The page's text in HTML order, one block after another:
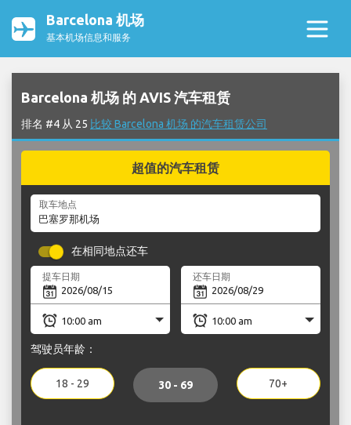
Barcelona 机场
基本机场信息和服务
Barcelona 机场 的 AVIS 汽车租赁
排名 #4 从 25 比较 Barcelona 机场 的汽车租赁公司
超值的汽车租赁
取车地点
在相同地点还车
提车日期 还车日期
驾驶员年龄：
18 - 29 30 - 69 70+